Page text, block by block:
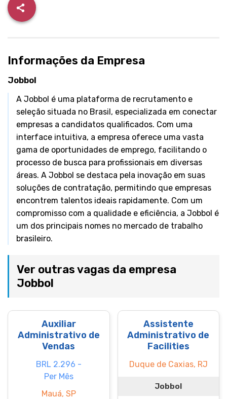
Informações da Empresa
Jobbol
A Jobbol é uma plataforma de recrutamento e
seleção situada no Brasil, especializada em conectar
empresas a candidatos qualificados. Com uma
interface intuitiva, a empresa oferece uma vasta
gama de oportunidades de emprego, facilitando o
processo de busca para profissionais em diversas
áreas. A Jobbol se destaca pela inovação em suas
soluções de contratação, permitindo que empresas
encontrem talentos ideais rapidamente. Com um
compromisso com a qualidade e eficiência, a Jobbol é
um dos principais nomes no mercado de trabalho
brasileiro.
Ver outras vagas da empresa
Jobbol
Auxiliar
Administrativo de
Vendas
BRL 2.296 -
Per Mês
Mauá, SP
Assistente
Administrativo de
Facilities
Duque de Caxias, RJ
Jobbol